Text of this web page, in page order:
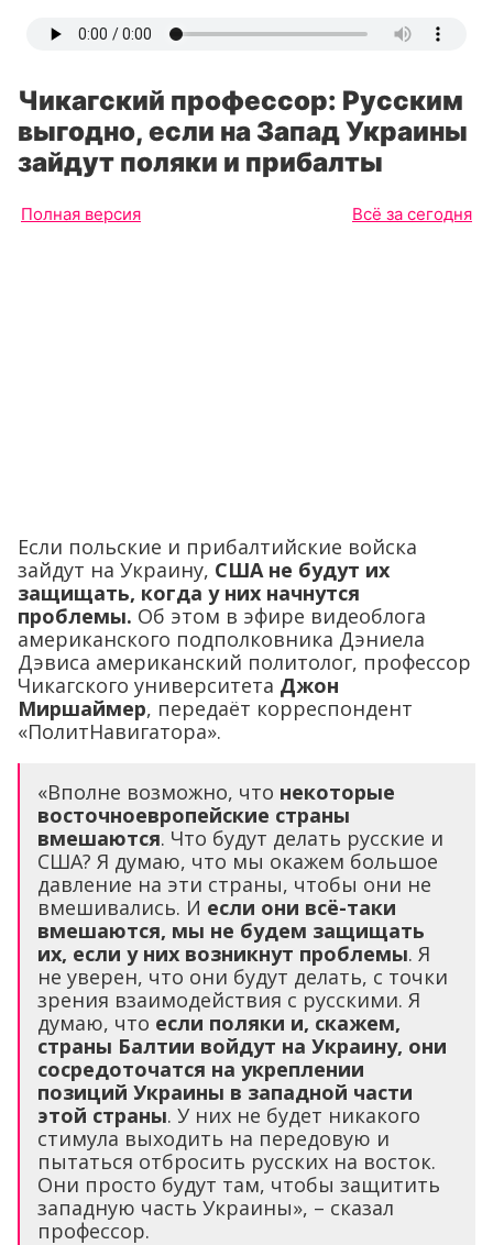
Чикагский профессор: Русским
выгодно, если на Запад Украины
зайдут поляки и прибалты
Полная версия Всё за сегодня
Если польские и прибалтийские войска
зайдут на Украину, США не будут их
защищать, когда у них начнутся
проблемы. Об этом в эфире видеоблога
американского подполковника Дэниела
Дэвиса американский политолог, профессор
Чикагского университета Джон
Миршаймер, передаёт корреспондент
«ПолитНавигатора».
«Вполне возможно, что некоторые
восточноевропейские страны
вмешаются. Что будут делать русские и
США? Я думаю, что мы окажем большое
давление на эти страны, чтобы они не
вмешивались. И если они всё-таки
вмешаются, мы не будем защищать
их, если у них возникнут проблемы. Я
не уверен, что они будут делать, с точки
зрения взаимодействия с русскими. Я
думаю, что если поляки и, скажем,
страны Балтии войдут на Украину, они
сосредоточатся на укреплении
позиций Украины в западной части
этой страны. У них не будет никакого
стимула выходить на передовую и
пытаться отбросить русских на восток.
Они просто будут там, чтобы защитить
западную часть Украины», – сказал
профессор.